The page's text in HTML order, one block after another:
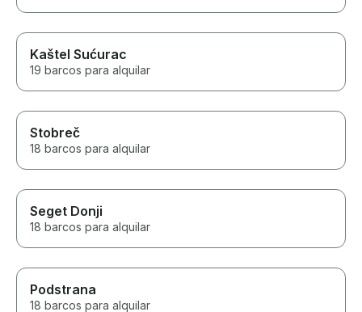
Kaštel Sućurac
19 barcos para alquilar
Stobreč
18 barcos para alquilar
Seget Donji
18 barcos para alquilar
Podstrana
18 barcos para alquilar